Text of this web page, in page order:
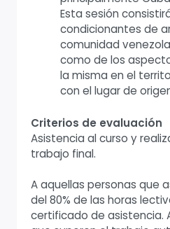
Esta sesión
condicionantes de
comunidad
como de los
la misma en el
con el lugar de
Criterios de evaluación
Asistencia al curso y
trabajo final.
A aquellas personas que
del 80% de las horas
certificado de asistencia.